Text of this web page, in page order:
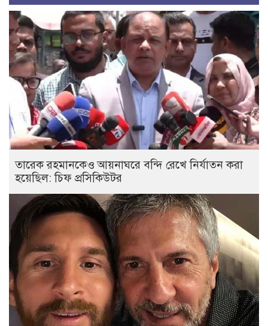
তারেক রহমানকেও আয়নাঘরে বন্দি রেখে নির্যাতন করা
হয়েছিল: চিফ প্রসিকিউটর